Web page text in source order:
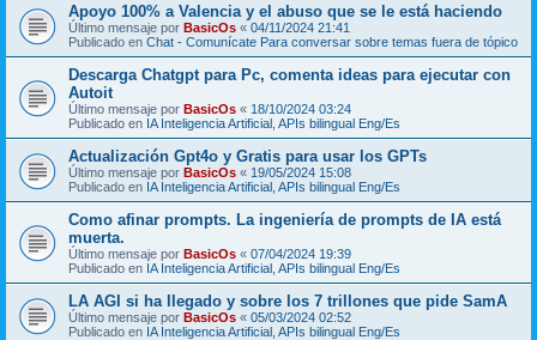
Apoyo 100% a Valencia y el abuso que se le está haciendo
Último mensaje por BasicOs « 04/11/2024 21:41
Publicado en Chat - Comunícate Para conversar sobre temas fuera de tópico
Descarga Chatgpt para Pc, comenta ideas para ejecutar con
Autoit
Último mensaje por BasicOs « 18/10/2024 03:24
Publicado en IA Inteligencia Artificial, APIs bilingual Eng/Es
Actualización Gpt4o y Gratis para usar los GPTs
Último mensaje por BasicOs « 19/05/2024 15:08
Publicado en IA Inteligencia Artificial, APIs bilingual Eng/Es
Como afinar prompts. La ingeniería de prompts de IA está
muerta.
Último mensaje por BasicOs « 07/04/2024 19:39
Publicado en IA Inteligencia Artificial, APIs bilingual Eng/Es
LA AGI si ha llegado y sobre los 7 trillones que pide SamA
Último mensaje por BasicOs « 05/03/2024 02:52
Publicado en IA Inteligencia Artificial, APIs bilingual Eng/Es